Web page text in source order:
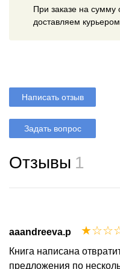
При заказе на сумму
доставляем
Написать отзыв
Задать вопрос
Отзывы 1
aaandreeva.p ☆
☆
☆
Книга написана
предложения по